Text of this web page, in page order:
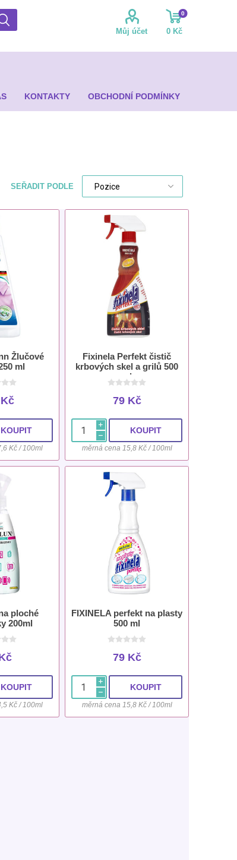
Můj účet
0
0 Kč
KONTAKTY OBCHODNÍ PODMÍNKY
SEŘADIT PODLE
Žlučové
ml
Kč / 100ml
Fixinela Perfekt čistič
krbových skel a grilů 500
ml
79 Kč
i
h
měrná cena 15,8 Kč / 100ml
ploché
200ml
Kč / 100ml
FIXINELA perfekt na plasty
500 ml
79 Kč
i
h
měrná cena 15,8 Kč / 100ml